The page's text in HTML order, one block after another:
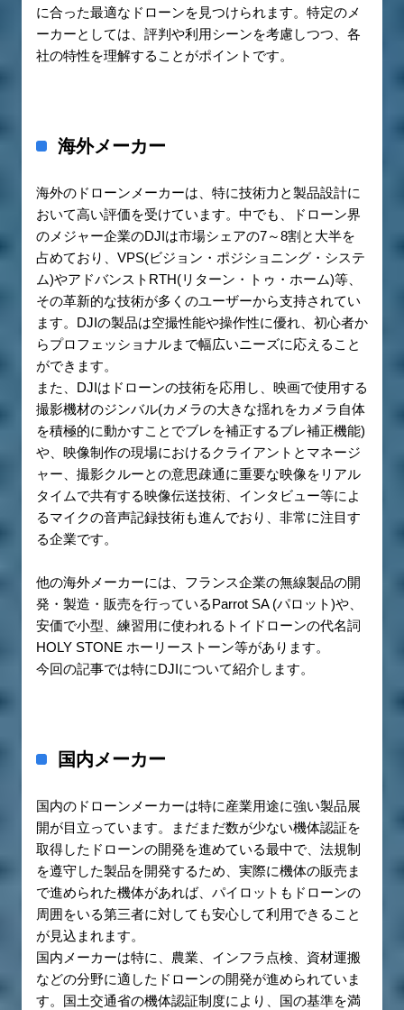
に合った最適なドローンを見つけられます。特定のメ
ーカーとしては、評判や利用シーンを考慮しつつ、各
社の特性を理解することがポイントです。
海外メーカー
海外のドローンメーカーは、特に技術力と製品設計に
おいて高い評価を受けています。中でも、ドローン界
のメジャー企業のDJIは市場シェアの7～8割と大半を
占めており、VPS(ビジョン・ポジショニング・システ
ム)やアドバンストRTH(リターン・トゥ・ホーム)等、
その革新的な技術が多くのユーザーから支持されてい
ます。DJIの製品は空撮性能や操作性に優れ、初心者か
らプロフェッショナルまで幅広いニーズに応えること
ができます。
また、DJIはドローンの技術を応用し、映画で使用する
撮影機材のジンバル(カメラの大きな揺れをカメラ自体
を積極的に動かすことでブレを補正するブレ補正機能)
や、映像制作の現場におけるクライアントとマネージ
ャー、撮影クルーとの意思疎通に重要な映像をリアル
タイムで共有する映像伝送技術、インタビュー等によ
るマイクの音声記録技術も進んでおり、非常に注目す
る企業です。
他の海外メーカーには、フランス企業の無線製品の開
発・製造・販売を行っているParrot SA (パロット)や、
安価で小型、練習用に使われるトイドローンの代名詞
HOLY STONE ホーリーストーン等があります。
今回の記事では特にDJIについて紹介します。
国内メーカー
国内のドローンメーカーは特に産業用途に強い製品展
開が目立っています。まだまだ数が少ない機体認証を
取得したドローンの開発を進めている最中で、法規制
を遵守した製品を開発するため、実際に機体の販売ま
で進められた機体があれば、パイロットもドローンの
周囲をいる第三者に対しても安心して利用できること
が見込まれます。
国内メーカーは特に、農業、インフラ点検、資材運搬
などの分野に適したドローンの開発が進められていま
す。国土交通省の機体認証制度により、国の基準を満